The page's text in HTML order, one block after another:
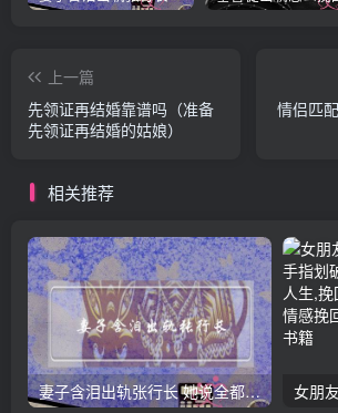
上一篇
先领证再结婚靠谱吗（准备
先领证再结婚的姑娘）
情侣匹
相关推荐
妻子含泪出轨张行长 她说全都是因为家中